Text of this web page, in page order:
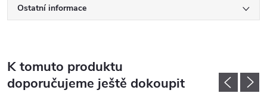
Ostatní informace
K tomuto produktu
doporučujeme ještě dokoupit